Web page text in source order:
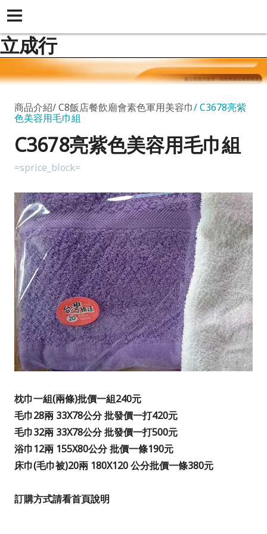
立成行
商品介紹 C8飯店餐飲廟會素色軍用美容巾 C3678亮紫
色美容用毛巾組
C3678亮紫色美容用毛巾組
=sprice_block=
枕巾一組(兩條)批價一組240元
毛巾28兩 33X78公分批發價一打420元
毛巾32兩 33X78公分批發價一打500元
浴巾12兩 155X80公分批價一條190元
床巾(毛巾被)20兩 180X120 公分批價一條380元
訂購方式請看首頁說明